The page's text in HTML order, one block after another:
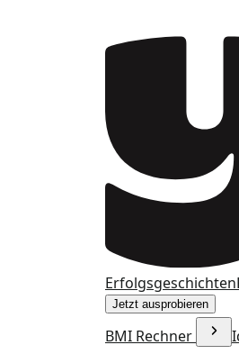
Erfolgsgeschichten
Jetzt ausprobieren
BMI Rechner